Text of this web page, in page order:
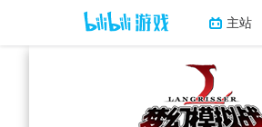
主站